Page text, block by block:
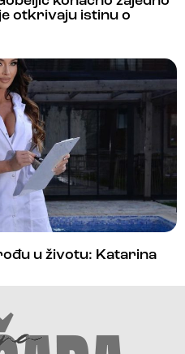
otkrivaju istinu o
u životu: Katarina